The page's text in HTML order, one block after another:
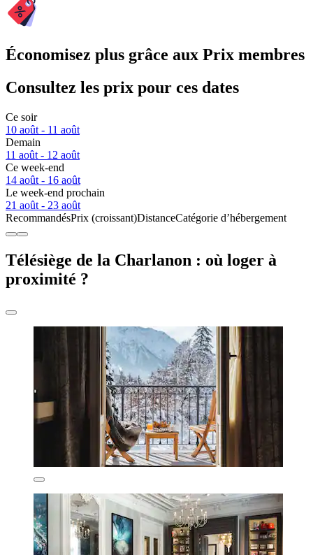
Économisez plus grâce aux Prix membres
Consultez les prix pour ces dates
Ce soir
10 août - 11 août
Demain
11 août - 12 août
Ce week-end
14 août - 16 août
Le week-end prochain
21 août - 23 août
RecommandésPrix (croissant)DistanceCatégorie d’hébergement
Télésiège de la Charlanon : où loger à
proximité ?